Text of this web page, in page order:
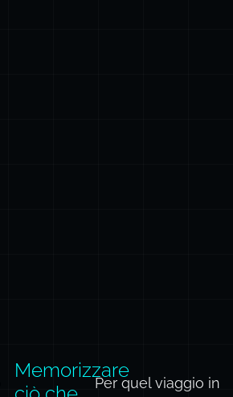
Memorizzare
Per quel viaggio in